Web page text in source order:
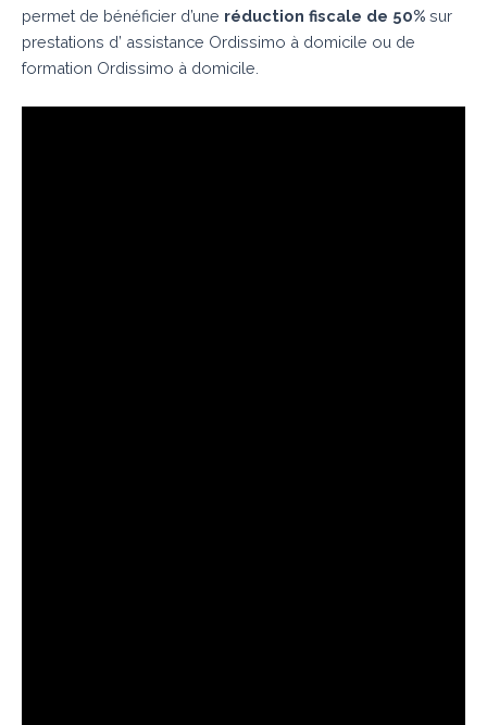
permet de bénéficier d’une réduction fiscale de 50% sur
prestations d’ assistance Ordissimo à domicile ou de
formation Ordissimo à domicile.